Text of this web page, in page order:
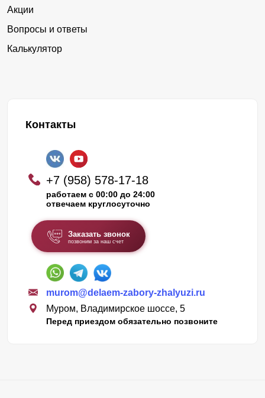
Акции
Вопросы и ответы
Калькулятор
Контакты
+7 (958) 578-17-18
работаем с 00:00 до 24:00
отвечаем круглосуточно
Заказать звонок
позвоним за наш счет
murom@delaem-zabory-zhalyuzi.ru
Муром, Владимирское шоссе, 5
Перед приездом обязательно позвоните